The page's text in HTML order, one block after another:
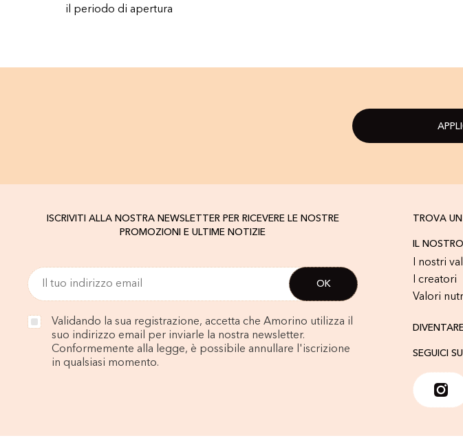
il periodo di apertura
ISCRIVITI ALLA NOSTRA NEWSLETTER PER RICEVERE LE NOSTRE
PROMOZIONI E ULTIME NOTIZIE
Validando la sua registrazione, accetta che Amorino utilizza il
suo indirizzo email per inviarle la nostra newsletter.
Conformemente alla legge, è possibile annullare l'iscrizione
in qualsiasi momento.
TROVA
IL
I nostri
I creatori
Valori
SEGUICI